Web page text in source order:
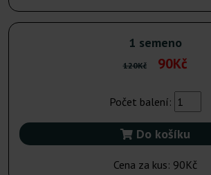
1 semeno
120Kč 90Kč
Počet balení:
Do košíku
Cena za kus: 90Kč